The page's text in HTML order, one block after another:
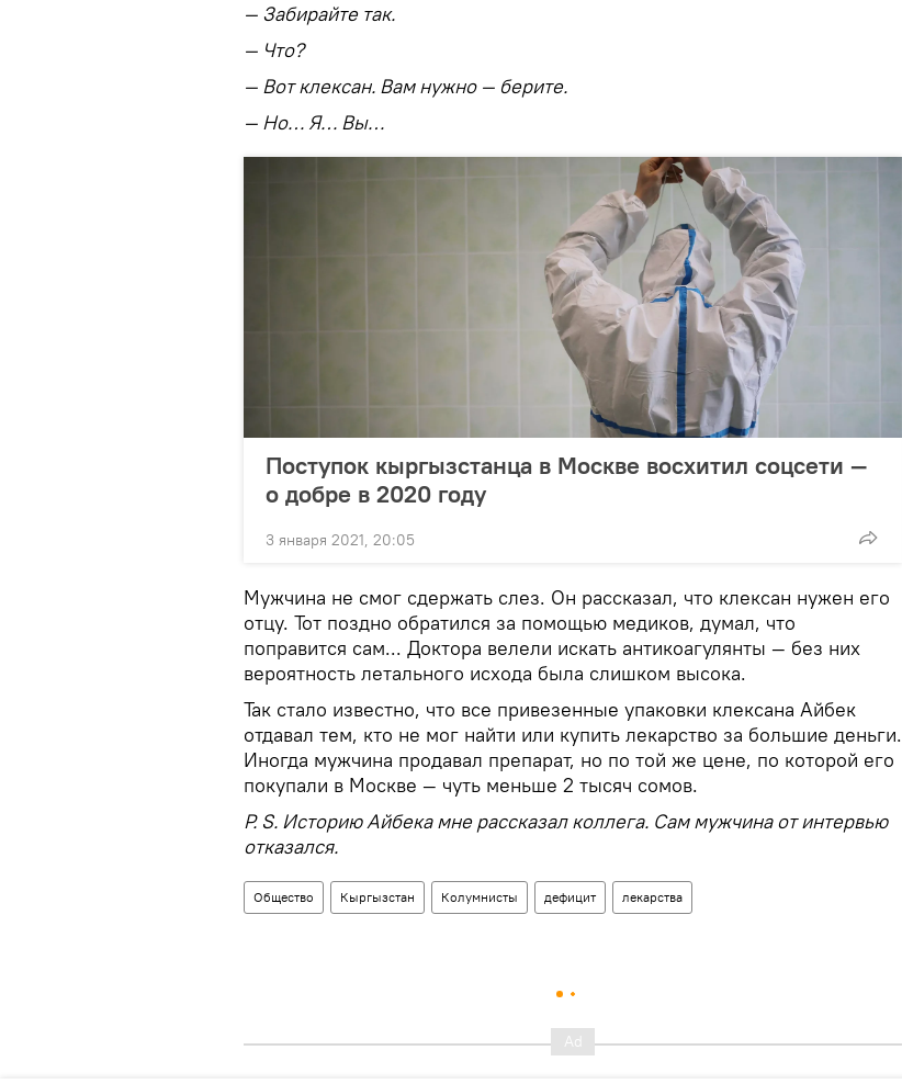
— Забирайте так.
— Что?
— Вот клексан. Вам нужно — берите.
— Но… Я… Вы…
Поступок кыргызстанца в Москве восхитил соцсети —
о добре в 2020 году
3 января 2021, 20:05
Мужчина не смог сдержать слез. Он рассказал, что клексан нужен его
отцу. Тот поздно обратился за помощью медиков, думал, что
поправится сам... Доктора велели искать антикоагулянты — без них
вероятность летального исхода была слишком высока.
Так стало известно, что все привезенные упаковки клексана Айбек
отдавал тем, кто не мог найти или купить лекарство за большие деньги.
Иногда мужчина продавал препарат, но по той же цене, по которой его
покупали в Москве — чуть меньше 2 тысяч сомов.
P. S. Историю Айбека мне рассказал коллега. Сам мужчина от интервью
отказался.
Общество Кыргызстан Колумнисты дефицит лекарства